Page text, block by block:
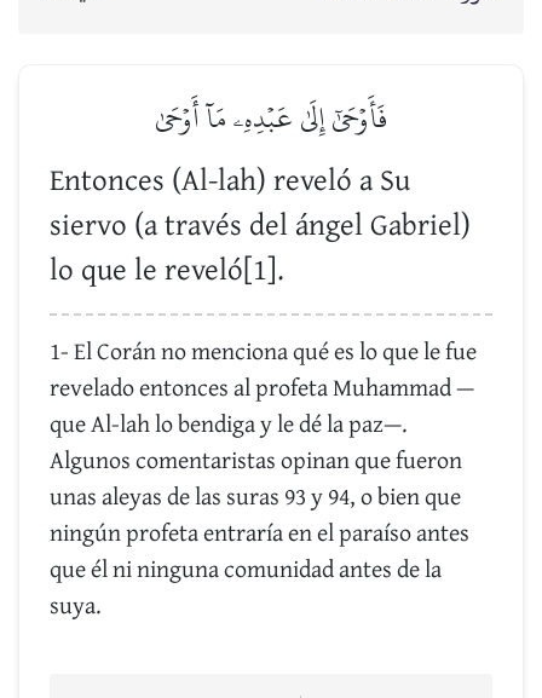
فَأَوۡحَىٰٓ إِلَىٰ عَبۡدِهِۦ مَآ أَوۡحَىٰ
Entonces (Al-lah) reveló a Su
siervo (a través del ángel Gabriel)
lo que le reveló[1].
1- El Corán no menciona qué es lo que le fue
revelado entonces al profeta Muhammad —
que Al-lah lo bendiga y le dé la paz—.
Algunos comentaristas opinan que fueron
unas aleyas de las suras 93 y 94, o bien que
ningún profeta entraría en el paraíso antes
que él ni ninguna comunidad antes de la
suya.